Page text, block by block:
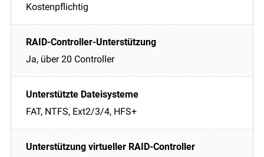
Kostenpflichtig
Ja, über 20 Controller
FAT, NTFS, Ext2/3/4, HFS+